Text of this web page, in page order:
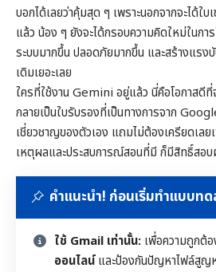
บอกได้เลยว่าคุ้มสุด ๆ เพราะนอกจากจะได้ใ
แล้ว น้อง ๆ ยังจะได้กรอบความคิดใหม่ในกา
ระบบมากขึ้น ปลอดภัยมากขึ้น และสร้างแรง
เดิมเยอะเลย
ใครที่ใช้งาน Gemini อยู่แล้ว นี่คือโอกาสดีที่
กลายเป็นใบรับรองที่เป็นทางการจาก
เชี่ยวชาญของตัวเอง แถมไม่ต้องเครียดเลย
เหตุผลและประสบการณ์สอนที่มี ก็มีสิทธิ์สอบ
คำแนะนำ! ก่อนเริ่มทำแบบท
ใช้ Gmail เท่านั้น: เพื่อความถูกต้
ออนไลน์และป้องกันปัญหาไฟล์สูญ